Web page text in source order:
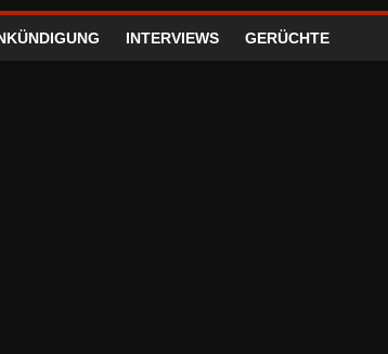
INTERVIEWS GERÜCHTE